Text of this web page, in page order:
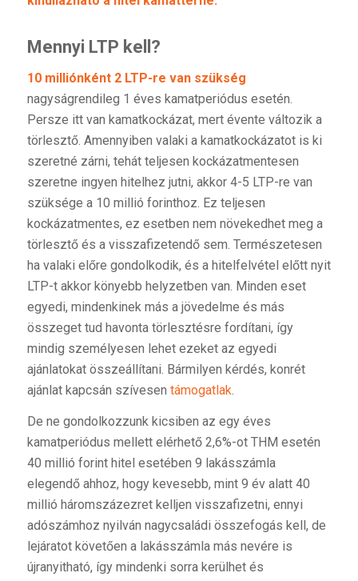
Mennyi LTP kell?
10 milliónként 2 LTP-re van szükség
nagyságrendileg 1 éves kamatperiódus esetén.
Persze itt van kamatkockázat, mert évente változik a
törlesztő. Amennyiben valaki a kamatkockázatot is ki
szeretné zárni, tehát teljesen kockázatmentesen
szeretne ingyen hitelhez jutni, akkor 4-5 LTP-re van
szüksége a 10 millió forinthoz. Ez teljesen
kockázatmentes, ez esetben nem növekedhet meg a
törlesztő és a visszafizetendő sem. Természetesen
ha valaki előre gondolkodik, és a hitelfelvétel előtt nyit
LTP-t akkor könyebb helyzetben van. Minden eset
egyedi, mindenkinek más a jövedelme és más
összeget tud havonta törlesztésre fordítani, így
mindig személyesen lehet ezeket az egyedi
ajánlatokat összeállítani. Bármilyen kérdés, konrét
ajánlat kapcsán szívesen támogatlak
De ne gondolkozzunk kicsiben az egy éves
kamatperiódus mellett elérhető 2,6%-ot THM esetén
40 millió forint hitel esetében 9 lakásszámla
elegendő ahhoz, hogy kevesebb, mint 9 év alatt 40
millió háromszázezret kelljen visszafizetni, ennyi
adószámhoz nyilván nagycsaládi összefogás kell, de
lejáratot követően a lakásszámla más nevére is
újranyitható, így mindenki sorra kerülhet és